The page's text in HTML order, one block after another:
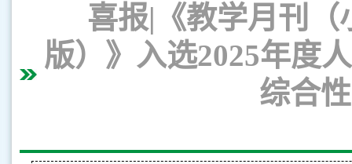
喜报| 《教学月刊
版）》入选2025年度
综合